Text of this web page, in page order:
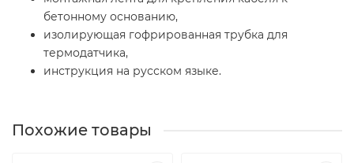
бетонному основанию,
изолирующая гофрированная трубка для
термодатчика,
инструкция на русском языке.
Похожие товары